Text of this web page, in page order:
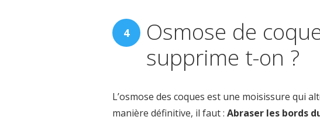
Osmose de
supprime t-on ?
L’osmose des coques est une moisissure qui
manière définitive, il faut : Abraser les bords